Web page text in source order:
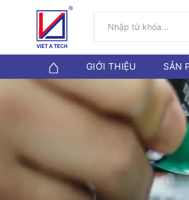
GIỚI THIỆU SẢN